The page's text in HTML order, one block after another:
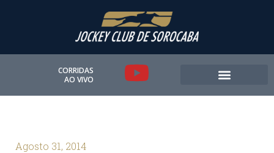
CORRIDAS
AO VIVO
Y
o
Agosto 31, 2014